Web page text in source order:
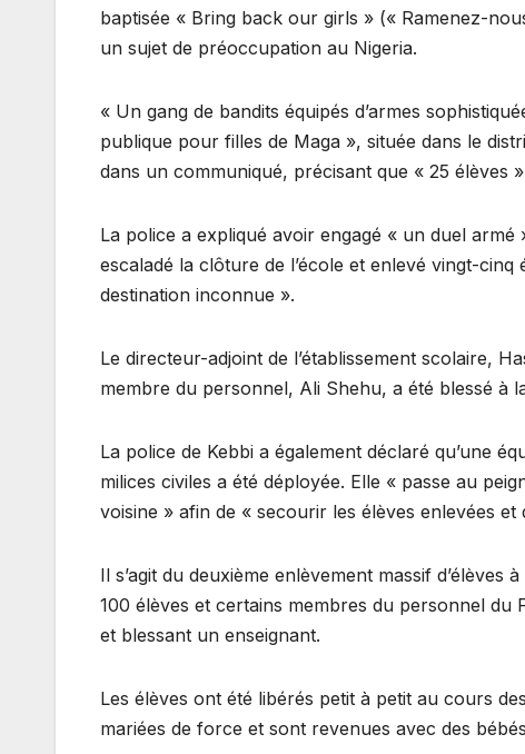
baptisée « Bring back our girls » (« Ramenez-
un sujet de préoccupation au Nigeria.
« Un gang de bandits équipés d’armes
publique pour filles de Maga », située dans le
dans un communiqué, précisant que « 25 élèves
La police a expliqué avoir engagé « un duel
escaladé la clôture de l’école et enlevé vingt-
destination inconnue ».
Le directeur-adjoint de l’établissement scolaire,
membre du personnel, Ali Shehu, a été blessé à
La police de Kebbi a également déclaré qu’une
milices civiles a été déployée. Elle « passe au
voisine » afin de « secourir les élèves enlevées
Il s’agit du deuxième enlèvement massif
100 élèves et certains membres du personnel du
et blessant un enseignant.
Les élèves ont été libérés petit à petit au cours
mariées de force et sont revenues avec des